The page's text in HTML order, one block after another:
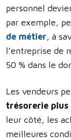
personnel
par exemple,
de métier, à
l’entreprise de
50 % dans le
Les vendeurs
trésorerie plus
leur côté, les
meilleures